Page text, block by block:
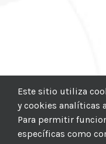
Este sitio utiliza
y cookies analíticas
Para permitir
específicas como